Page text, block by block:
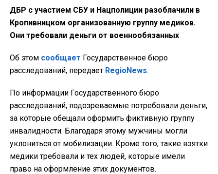
ДБР с участием СБУ и Нацполиции разоблачили в
Кропивницком организованную группу медиков.
Они требовали деньги от военнообязанных
Об этом сообщает Государственное бюро
расследований, передает RegioNews.
По информации Государственного бюро
расследований, подозреваемые потребовали деньги,
за которые обещали оформить фиктивную группу
инвалидности. Благодаря этому мужчины могли
уклониться от мобилизации. Кроме того, такие взятки
медики требовали и тех людей, которые имели
право на оформление этих документов.